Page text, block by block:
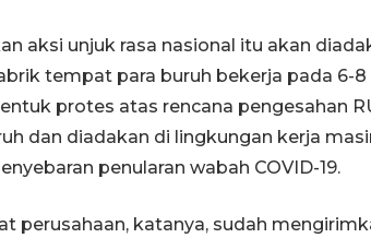
aksi unjuk rasa nasional itu akan
tempat para buruh bekerja pada 6-
protes atas rencana pengesahan
dan diadakan di lingkungan kerja
penularan wabah COVID-19.
perusahaan, katanya, sudah